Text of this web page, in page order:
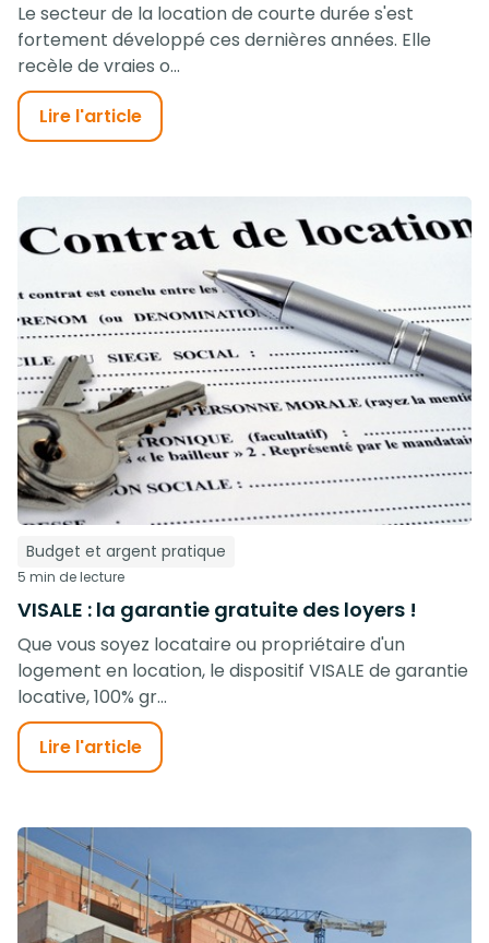
Le secteur de la location de courte durée s'est
fortement développé ces dernières années. Elle
recèle de vraies o...
Lire l'article
Budget et argent pratique
5 min de lecture
VISALE : la garantie gratuite des loyers !
Que vous soyez locataire ou propriétaire d'un
logement en location, le dispositif VISALE de garantie
locative, 100% gr...
Lire l'article